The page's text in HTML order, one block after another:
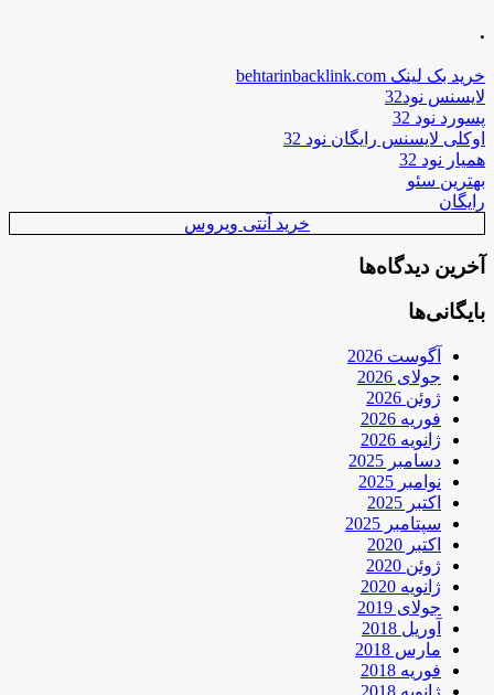
.
خرید بک لینک behtarinbacklink.com
لایسنس نود32
پسورد نود 32
اوکلی لایسنس رایگان نود 32
همیار نود 32
بهترین سئو
رایگان
خرید آنتی ویروس
آخرین دیدگاه‌ها
بایگانی‌ها
آگوست 2026
جولای 2026
ژوئن 2026
فوریه 2026
ژانویه 2026
دسامبر 2025
نوامبر 2025
اکتبر 2025
سپتامبر 2025
اکتبر 2020
ژوئن 2020
ژانویه 2020
جولای 2019
آوریل 2018
مارس 2018
فوریه 2018
ژانویه 2018